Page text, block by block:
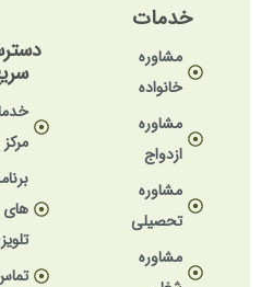
خدمات
مشاوره
خانواده
مشاوره
ازدواج
مشاوره
تحصیلی
مشاوره
دسترسی
سریع
خدمات
مرکز
های
تلویزیونی
تماس با ما